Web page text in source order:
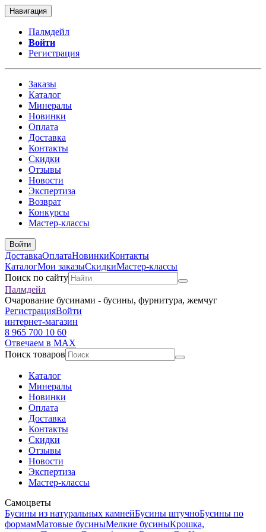
Навигация
Палмдейл
Войти
Регистрация
Заказы
Каталог
Минералы
Новинки
Оплата
Доставка
Контакты
Скидки
Отзывы
Новости
Экспертиза
Возврат
Конкурсы
Мастер-классы
Войти
ДоставкаОплатаНовинкиКонтакты
КаталогМои заказыСкидкиМастер-классы
Поиск по сайту
Палмдейл
Очарование бусинами - бусины, фурнитура, жемчуг
РегистрацияВойти
интернет-магазин
8 965 700 10 60
Отвечаем в MAX
Поиск товаров
Каталог
Минералы
Новинки
Оплата
Доставка
Контакты
Скидки
Отзывы
Новости
Экспертиза
Мастер-классы
Самоцветы
Бусины из натуральных камнейБусины штучноБусины по
формамМатовые бусиныМелкие бусиныКрошка,